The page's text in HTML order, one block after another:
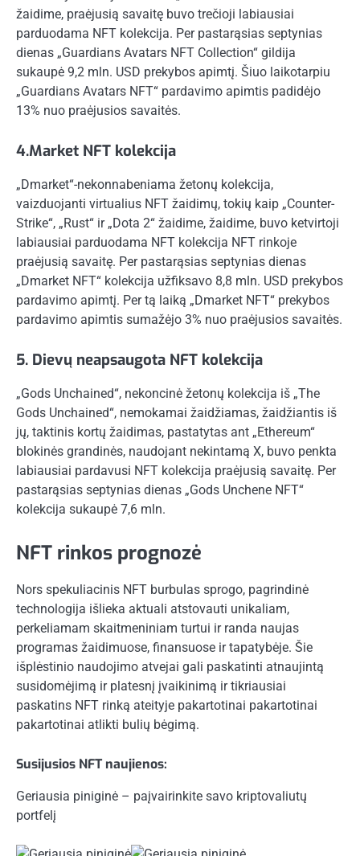
žaidime, praėjusią savaitę buvo trečioji labiausiai
parduodama NFT kolekcija. Per pastarąsias septynias
dienas „Guardians Avatars NFT Collection“ gildija
sukaupė 9,2 mln. USD prekybos apimtį. Šiuo laikotarpiu
„Guardians Avatars NFT“ pardavimo apimtis padidėjo
13% nuo praėjusios savaitės.
4.Market NFT kolekcija
„Dmarket“-nekonnabeniama žetonų kolekcija,
vaizduojanti virtualius NFT žaidimų, tokių kaip „Counter-
Strike“, „Rust“ ir „Dota 2“ žaidime, žaidime, buvo ketvirtoji
labiausiai parduodama NFT kolekcija NFT rinkoje
praėjusią savaitę. Per pastarąsias septynias dienas
„Dmarket NFT“ kolekcija užfiksavo 8,8 mln. USD prekybos
pardavimo apimtį. Per tą laiką „Dmarket NFT“ prekybos
pardavimo apimtis sumažėjo 3% nuo praėjusios savaitės.
5. Dievų neapsaugota NFT kolekcija
„Gods Unchained“, nekoncinė žetonų kolekcija iš „The
Gods Unchained“, nemokamai žaidžiamas, žaidžiantis iš
jų, taktinis kortų žaidimas, pastatytas ant „Ethereum“
blokinės grandinės, naudojant nekintamą X, buvo penkta
labiausiai pardavusi NFT kolekcija praėjusią savaitę. Per
pastarąsias septynias dienas „Gods Unchene NFT“
kolekcija sukaupė 7,6 mln.
NFT rinkos prognozė
Nors spekuliacinis NFT burbulas sprogo, pagrindinė
technologija išlieka aktuali atstovauti unikaliam,
perkeliamam skaitmeniniam turtui ir randa naujas
programas žaidimuose, finansuose ir tapatybėje. Šie
išplėstinio naudojimo atvejai gali paskatinti atnaujintą
susidomėjimą ir platesnį įvaikinimą ir tikriausiai
paskatins NFT rinką ateityje pakartotinai pakartotinai
pakartotinai atlikti bulių bėgimą.
Susijusios NFT naujienos:
Geriausia piniginė – paįvairinkite savo kriptovaliutų
portfelį